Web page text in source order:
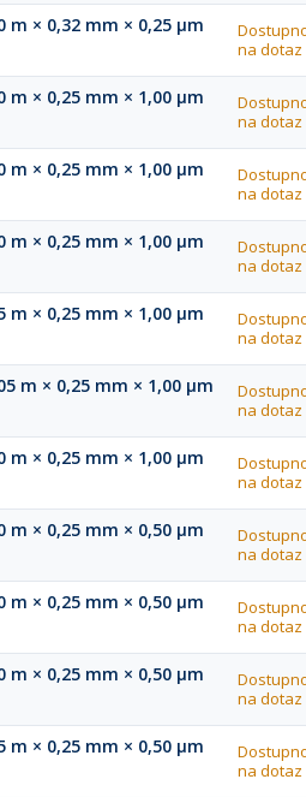
m × 0,32 mm × 0,25 µm
na dotaz
m × 0,25 mm × 1,00 µm
na dotaz
m × 0,25 mm × 1,00 µm
na dotaz
m × 0,25 mm × 1,00 µm
na dotaz
m × 0,25 mm × 1,00 µm
na dotaz
m × 0,25 mm × 1,00 µm
na dotaz
m × 0,25 mm × 1,00 µm
na dotaz
m × 0,25 mm × 0,50 µm
na dotaz
m × 0,25 mm × 0,50 µm
na dotaz
m × 0,25 mm × 0,50 µm
na dotaz
m × 0,25 mm × 0,50 µm
na dotaz